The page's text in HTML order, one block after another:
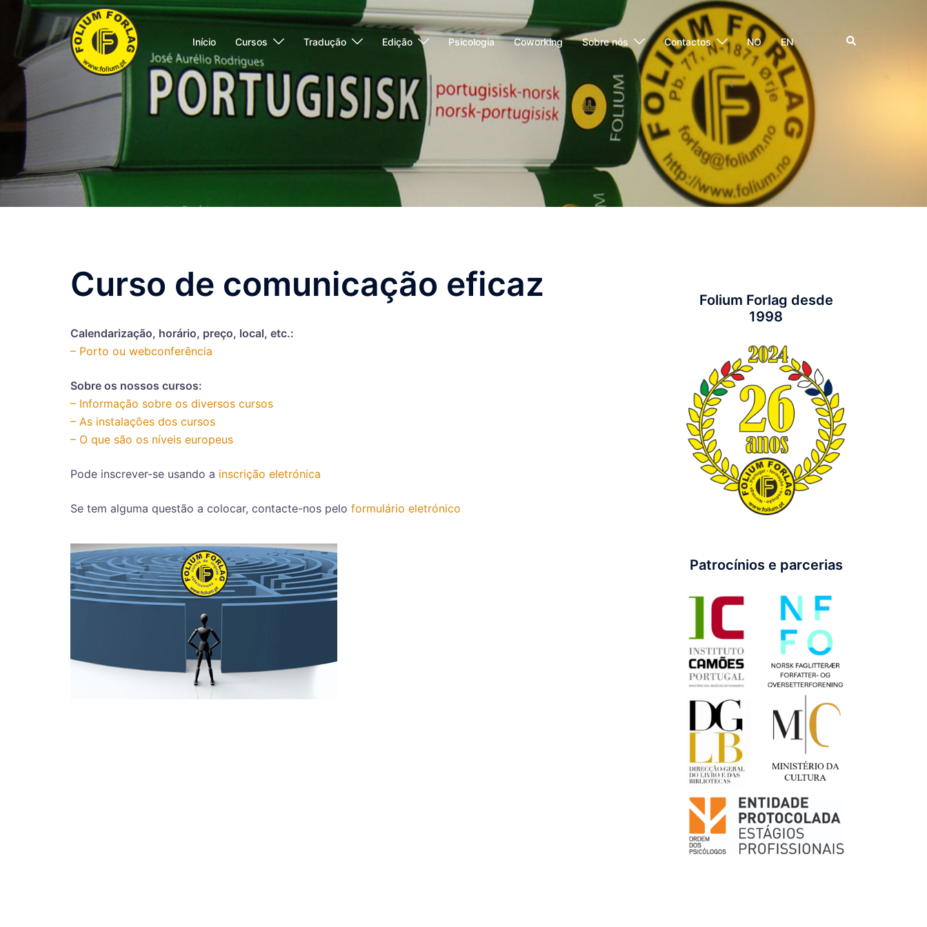
Saltar
para
conteúdo
Início Cursos Tradução Edição Psicologia Coworking Sobre nós Contactos NO EN Pesquisar
Curso de comunicação eficaz
Calendarização, horário, preço, local, etc.:
– Porto ou webconferência
Sobre os nossos cursos:
– Informação sobre os diversos cursos
– As instalações dos cursos
– O que são os níveis europeus
Pode inscrever-se usando a inscrição eletrónica
Se tem alguma questão a colocar, contacte-nos pelo formulário eletrónico
Folium Forlag desde
1998
Patrocínios e parcerias